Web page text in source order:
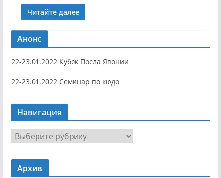
Читайте далее
Анонс
22-23.01.2022 Кубок Посла Японии
22-23.01.2022 Семинар по кюдо
Навигация
Н
а
в
Архив